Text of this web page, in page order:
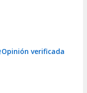
Opinión verificada